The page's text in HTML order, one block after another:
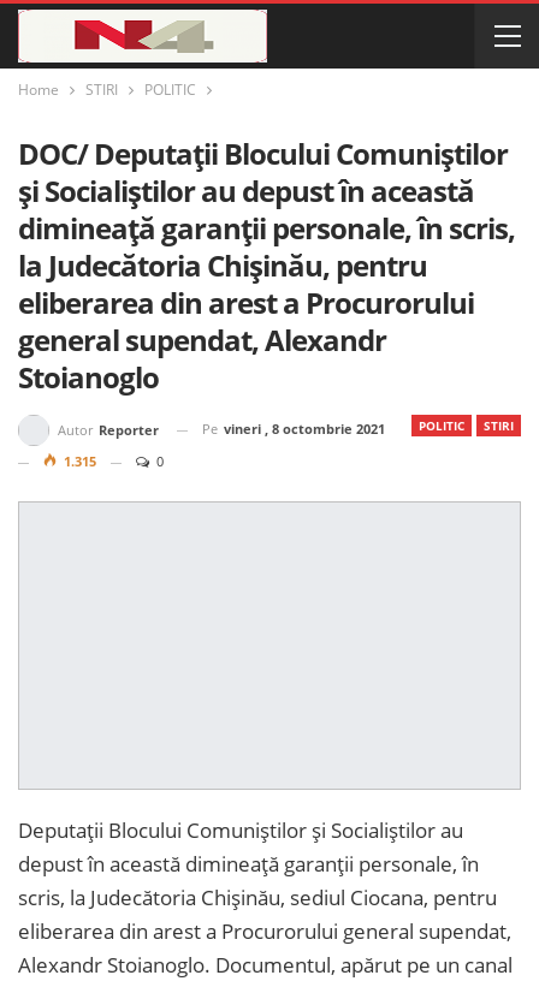
Home STIRI POLITIC
DOC/ Deputații Blocului Comuniștilor
și Socialiștilor au depust în această
dimineață garanții personale, în scris,
la Judecătoria Chișinău, pentru
eliberarea din arest a Procurorului
general supendat, Alexandr
Stoianoglo
POLITIC STIRI
Autor Reporter Pe vineri , 8 octombrie 2021
1.315
0
Deputații Blocului Comuniștilor și Socialiștilor au
depust în această dimineață garanții personale, în
scris, la Judecătoria Chișinău, sediul Ciocana, pentru
eliberarea din arest a Procurorului general supendat,
Alexandr Stoianoglo. Documentul, apărut pe un canal